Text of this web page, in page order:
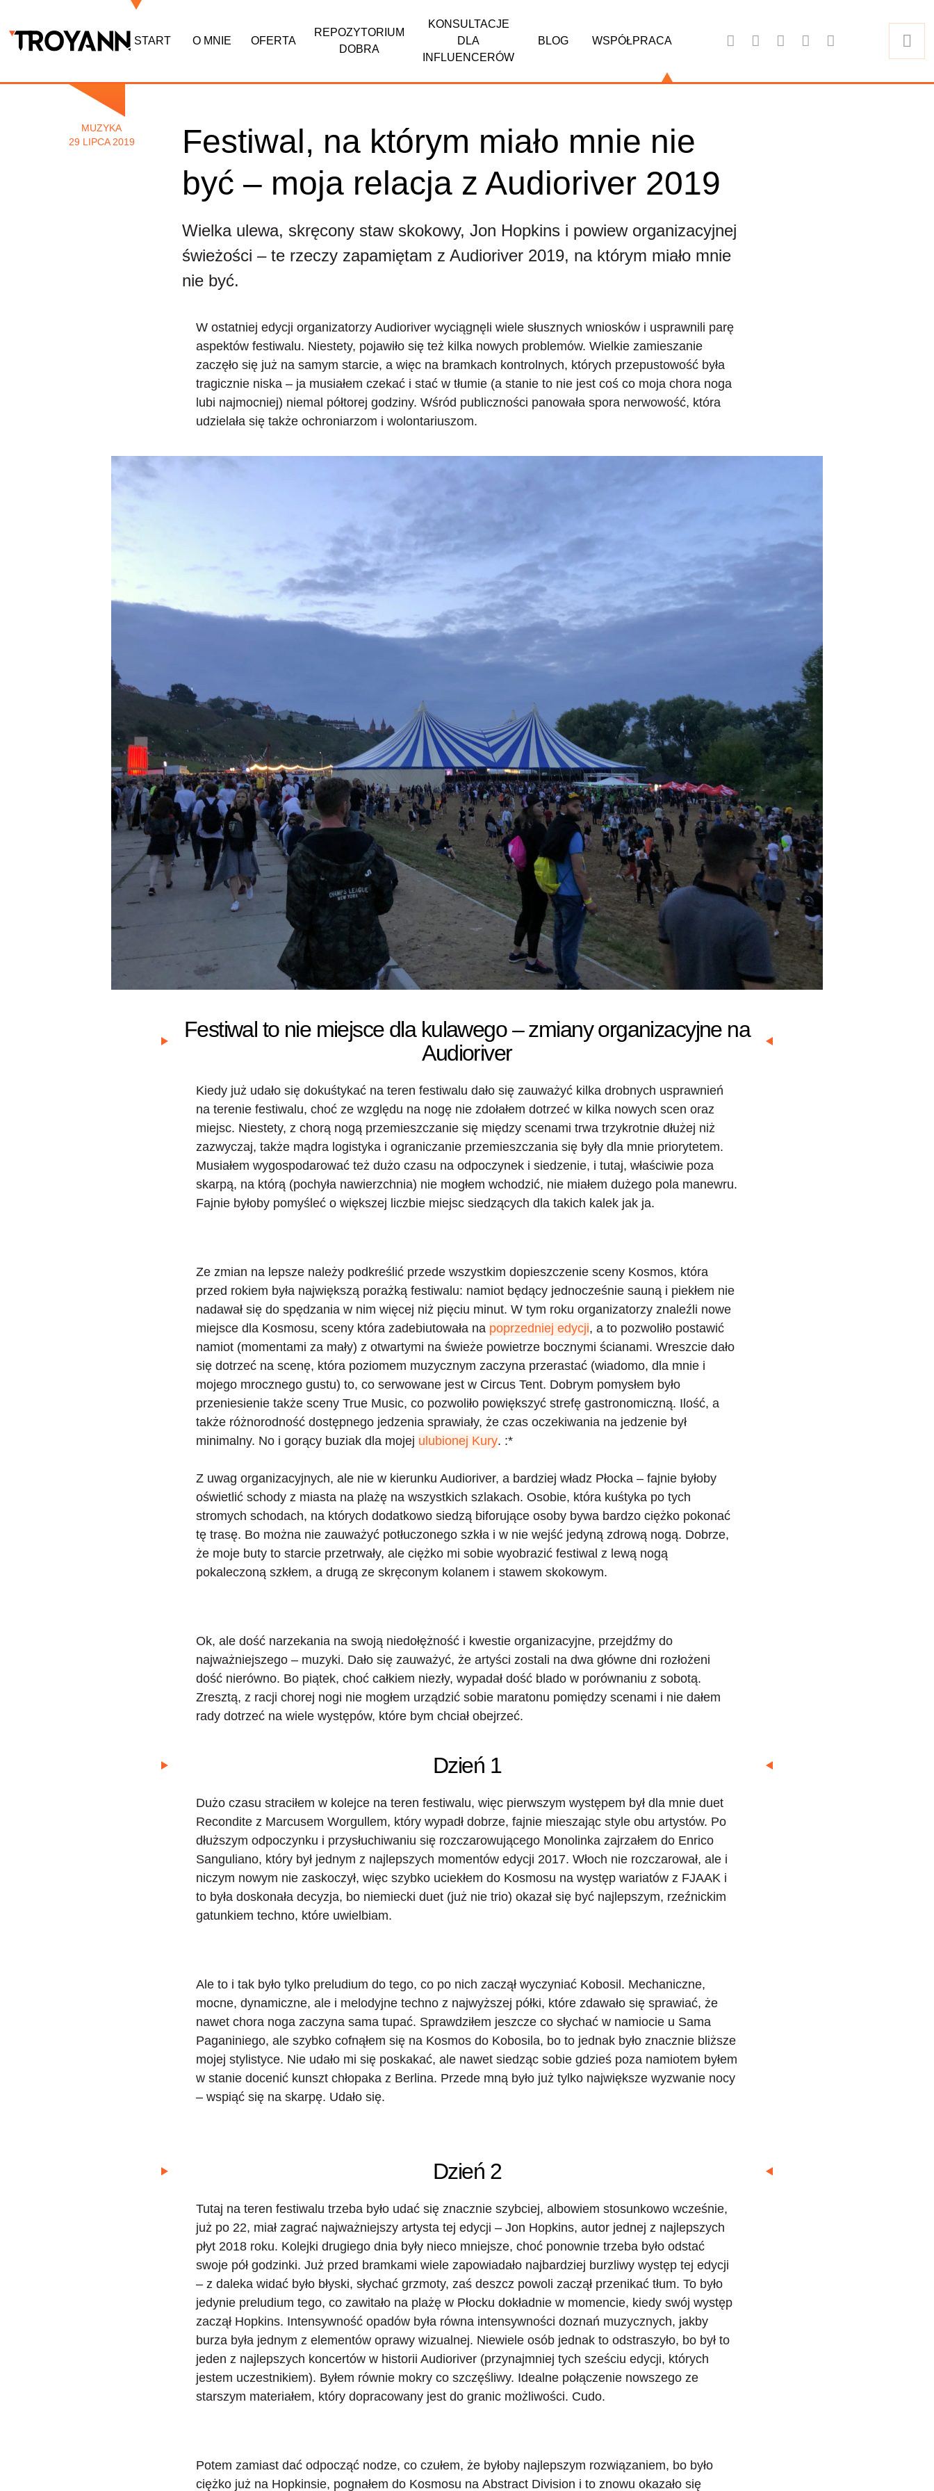
START O MNIE OFERTA
REPOZYTORIUM
DOBRA
KONSULTACJE
DLA
INFLUENCERÓW
BLOG WSPÓŁPRACA
MUZYKA
29 LIPCA 2019
Festiwal, na którym miało mnie nie
być – moja relacja z Audioriver 2019
Wielka ulewa, skręcony staw skokowy, Jon Hopkins i powiew organizacyjnej
świeżości – te rzeczy zapamiętam z Audioriver 2019, na którym miało mnie
nie być.
W ostatniej edycji organizatorzy Audioriver wyciągnęli wiele słusznych wniosków i usprawnili parę
aspektów festiwalu. Niestety, pojawiło się też kilka nowych problemów. Wielkie zamieszanie
zaczęło się już na samym starcie, a więc na bramkach kontrolnych, których przepustowość była
tragicznie niska – ja musiałem czekać i stać w tłumie (a stanie to nie jest coś co moja chora noga
lubi najmocniej) niemal półtorej godziny. Wśród publiczności panowała spora nerwowość, która
udzielała się także ochroniarzom i wolontariuszom.
Festiwal to nie miejsce dla kulawego – zmiany organizacyjne na
Audioriver
Kiedy już udało się dokuśtykać na teren festiwalu dało się zauważyć kilka drobnych usprawnień
na terenie festiwalu, choć ze względu na nogę nie zdołałem dotrzeć w kilka nowych scen oraz
miejsc. Niestety, z chorą nogą przemieszczanie się między scenami trwa trzykrotnie dłużej niż
zazwyczaj, także mądra logistyka i ograniczanie przemieszczania się były dla mnie priorytetem.
Musiałem wygospodarować też dużo czasu na odpoczynek i siedzenie, i tutaj, właściwie poza
skarpą, na którą (pochyła nawierzchnia) nie mogłem wchodzić, nie miałem dużego pola manewru.
Fajnie byłoby pomyśleć o większej liczbie miejsc siedzących dla takich kalek jak ja.
Ze zmian na lepsze należy podkreślić przede wszystkim dopieszczenie sceny Kosmos, która
przed rokiem była największą porażką festiwalu: namiot będący jednocześnie sauną i piekłem nie
nadawał się do spędzania w nim więcej niż pięciu minut. W tym roku organizatorzy znaleźli nowe
miejsce dla Kosmosu, sceny która zadebiutowała na poprzedniej edycji, a to pozwoliło postawić
namiot (momentami za mały) z otwartymi na świeże powietrze bocznymi ścianami. Wreszcie dało
się dotrzeć na scenę, która poziomem muzycznym zaczyna przerastać (wiadomo, dla mnie i
mojego mrocznego gustu) to, co serwowane jest w Circus Tent. Dobrym pomysłem było
przeniesienie także sceny True Music, co pozwoliło powiększyć strefę gastronomiczną. Ilość, a
także różnorodność dostępnego jedzenia sprawiały, że czas oczekiwania na jedzenie był
minimalny. No i gorący buziak dla mojej ulubionej Kury. :*
Z uwag organizacyjnych, ale nie w kierunku Audioriver, a bardziej władz Płocka – fajnie byłoby
oświetlić schody z miasta na plażę na wszystkich szlakach. Osobie, która kuśtyka po tych
stromych schodach, na których dodatkowo siedzą biforujące osoby bywa bardzo ciężko pokonać
tę trasę. Bo można nie zauważyć potłuczonego szkła i w nie wejść jedyną zdrową nogą. Dobrze,
że moje buty to starcie przetrwały, ale ciężko mi sobie wyobrazić festiwal z lewą nogą
pokaleczoną szkłem, a drugą ze skręconym kolanem i stawem skokowym.
Ok, ale dość narzekania na swoją niedołężność i kwestie organizacyjne, przejdźmy do
najważniejszego – muzyki. Dało się zauważyć, że artyści zostali na dwa główne dni rozłożeni
dość nierówno. Bo piątek, choć całkiem niezły, wypadał dość blado w porównaniu z sobotą.
Zresztą, z racji chorej nogi nie mogłem urządzić sobie maratonu pomiędzy scenami i nie dałem
rady dotrzeć na wiele występów, które bym chciał obejrzeć.
Dzień 1
Dużo czasu straciłem w kolejce na teren festiwalu, więc pierwszym występem był dla mnie duet
Recondite z Marcusem Worgullem, który wypadł dobrze, fajnie mieszając style obu artystów. Po
dłuższym odpoczynku i przysłuchiwaniu się rozczarowującego Monolinka zajrzałem do Enrico
Sanguliano, który był jednym z najlepszych momentów edycji 2017. Włoch nie rozczarował, ale i
niczym nowym nie zaskoczył, więc szybko uciekłem do Kosmosu na występ wariatów z FJAAK i
to była doskonała decyzja, bo niemiecki duet (już nie trio) okazał się być najlepszym, rzeźnickim
gatunkiem techno, które uwielbiam.
Ale to i tak było tylko preludium do tego, co po nich zaczął wyczyniać Kobosil . Mechaniczne,
mocne, dynamiczne, ale i melodyjne techno z najwyższej półki, które zdawało się sprawiać, że
nawet chora noga zaczyna sama tupać. Sprawdziłem jeszcze co słychać w namiocie u Sama
Paganiniego, ale szybko cofnąłem się na Kosmos do Kobosila, bo to jednak było znacznie bliższe
mojej stylistyce. Nie udało mi się poskakać, ale nawet siedząc sobie gdzieś poza namiotem byłem
w stanie docenić kunszt chłopaka z Berlina. Przede mną było już tylko największe wyzwanie nocy
– wspiąć się na skarpę. Udało się.
Dzień 2
Tutaj na teren festiwalu trzeba było udać się znacznie szybciej, albowiem stosunkowo wcześnie,
już po 22, miał zagrać najważniejszy artysta tej edycji – Jon Hopkins, autor jednej z najlepszych
płyt 2018 roku. Kolejki drugiego dnia były nieco mniejsze, choć ponownie trzeba było odstać
swoje pół godzinki. Już przed bramkami wiele zapowiadało najbardziej burzliwy występ tej edycji
– z daleka widać było błyski, słychać grzmoty, zaś deszcz powoli zaczął przenikać tłum. To było
jedynie preludium tego, co zawitało na plażę w Płocku dokładnie w momencie, kiedy swój występ
zaczął Hopkins. Intensywność opadów była równa intensywności doznań muzycznych, jakby
burza była jednym z elementów oprawy wizualnej. Niewiele osób jednak to odstraszyło, bo był to
jeden z najlepszych koncertów w historii Audioriver (przynajmniej tych sześciu edycji, których
jestem uczestnikiem). Byłem równie mokry co szczęśliwy. Idealne połączenie nowszego ze
starszym materiałem, który dopracowany jest do granic możliwości. Cudo.
Potem zamiast dać odpocząć nodze, co czułem, że byłoby najlepszym rozwiązaniem, bo było
ciężko już na Hopkinsie, pognałem do Kosmosu na Abstract Division i to znowu okazało się